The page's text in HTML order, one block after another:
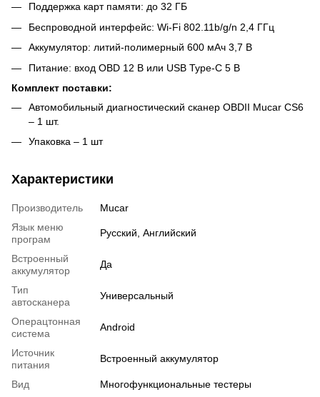
Поддержка карт памяти: до 32 ГБ
Беспроводной интерфейс: Wi-Fi 802.11b/g/n 2,4 ГГц
Аккумулятор: литий-полимерный 600 мАч 3,7 В
Питание: вход OBD 12 В или USB Type-C 5 В
Комплект поставки:
Автомобильный диагностический сканер OBDII Mucar CS6
– 1 шт.
Упаковка – 1 шт
Характеристики
Производитель
Mucar
Язык меню
програм
Русский, Английский
Встроенный
аккумулятор
Да
Тип
автосканера
Универсальный
Операцтонная
система
Android
Источник
питания
Встроенный аккумулятор
Вид
Многофункциональные тестеры